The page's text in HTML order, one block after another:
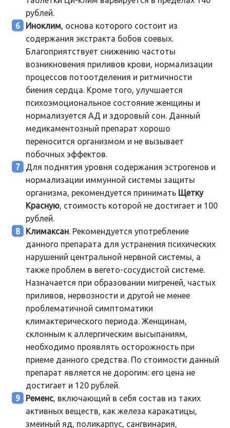
рублей.
Иноклим, основа которого состоит из
содержания экстракта бобов соевых.
Благоприятствует снижению частоты
возникновения приливов крови, нормализации
процессов потоотделения и ритмичности
биения сердца. Кроме того, улучшается
психоэмоциональное состояние женщины и
нормализуется АД и здоровый сон. Данный
медикаментозный препарат хорошо
переносится организмом и не вызывает
побочных эффектов.
Для поднятия уровня содержания эстрогенов и
нормализации иммунной системы защиты
организма, рекомендуется принимать Щетку
Красную, стоимость которой не достигает и 100
рублей.
Климаксан. Рекомендуется употребление
данного препарата для устранения психических
нарушений центральной нервной системы, а
также проблем в вегето-сосудистой системе.
Назначается при образовании мигреней, частых
приливов, нервозности и другой не менее
проблематичной симптоматики
климактерического периода. Женщинам,
склонным к аллергическим высыпаниям,
необходимо проявлять осторожность при
приеме данного средства. По стоимости данный
препарат является не дорогим: его цена не
достигает и 120 рублей.
Ременс, включающий в себя состав из таких
активных веществ, как железа каракатицы,
змеиный яд, поликарпус, сангвинария,